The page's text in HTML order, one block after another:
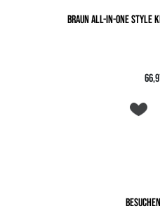
BRAUN ALL-IN-ONE STYLE